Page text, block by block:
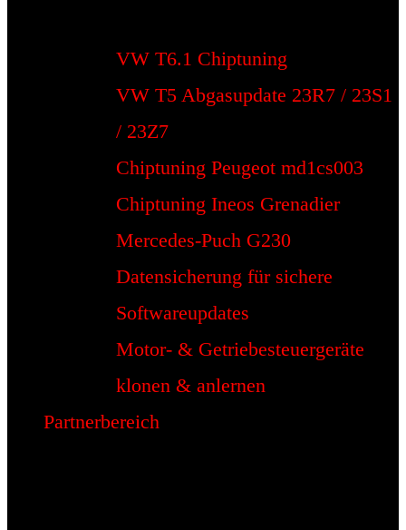
VW T6.1 Chiptuning
VW T5 Abgasupdate 23R7 / 23S1
/ 23Z7
Chiptuning Peugeot md1cs003
Chiptuning Ineos Grenadier
Mercedes-Puch G230
Datensicherung für sichere
Softwareupdates
Motor- & Getriebesteuergeräte
klonen & anlernen
Partnerbereich